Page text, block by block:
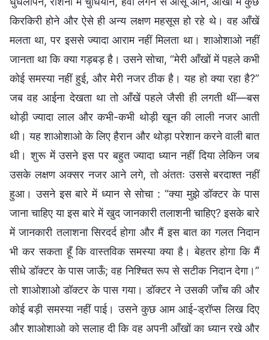
किरकिरी होने और ऐसे ही अन्य लक्षण महसूस हो रहे थे। वह आँखें
मलता था, पर इससे ज्यादा आराम नहीं मिलता था। शाओशाओ नहीं
जानता था कि क्या गड़बड़ है। उसने सोचा, “मेरी आँखों में पहले कभी
कोई समस्या नहीं हुई, और मेरी नजर ठीक है। यह हो क्या रहा है?”
जब वह आईना देखता था तो आँखें पहले जैसी ही लगती थीं—बस
थोड़ी ज्यादा लाल और कभी-कभी थोड़ी खून की लाली नजर आती
थी। यह शाओशाओ के लिए हैरान और थोड़ा परेशान करने वाली बात
थी। शुरू में उसने इस पर बहुत ज्यादा ध्यान नहीं दिया लेकिन जब
उसके लक्षण अक्सर नजर आने लगे, तो अंततः उससे बरदाश्त नहीं
हुआ। उसने इस बारे में ध्यान से सोचा : “क्या मुझे डॉक्टर के पास
जाना चाहिए या इस बारे में खुद जानकारी तलाशनी चाहिए? इसके बारे
में जानकारी तलाशना सिरदर्द होगा और मैं इस बात का गलत निदान
भी कर सकता हूँ कि वास्तविक समस्या क्या है। बेहतर होगा कि मैं
सीधे डॉक्टर के पास जाऊँ; वह निश्चित रूप से सटीक निदान देगा।”
तो शाओशाओ डॉक्टर के पास गया। डॉक्टर ने उसकी जाँच की और
कोई बड़ी समस्या नहीं पाई। उसने कुछ आम आई-ड्रॉप्स लिख दिए
और शाओशाओ को सलाह दी कि वह अपनी आँखों का ध्यान रखे और